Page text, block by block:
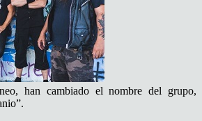
han cambiado el nombre del grupo,